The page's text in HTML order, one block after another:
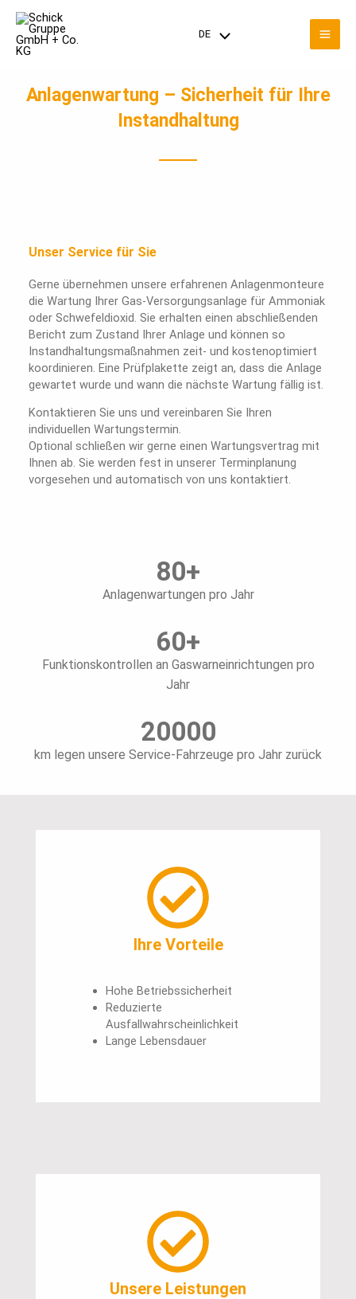
Inhalt
springen
DEMenü
Anlagenwartung – Sicherheit für Ihre
Instandhaltung
Unser Service für Sie
Gerne übernehmen unsere erfahrenen Anlagenmonteure
die Wartung Ihrer Gas-Versorgungsanlage für Ammoniak
oder Schwefeldioxid. Sie erhalten einen abschließenden
Bericht zum Zustand Ihrer Anlage und können so
Instandhaltungsmaßnahmen zeit- und kostenoptimiert
koordinieren. Eine Prüfplakette zeigt an, dass die Anlage
gewartet wurde und wann die nächste Wartung fällig ist.
Kontaktieren Sie uns und vereinbaren Sie Ihren
individuellen Wartungstermin.
Optional schließen wir gerne einen Wartungsvertrag mit
Ihnen ab. Sie werden fest in unserer Terminplanung
vorgesehen und automatisch von uns kontaktiert.
80+
Anlagenwartungen pro Jahr
60+
Funktionskontrollen an Gaswarneinrichtungen pro
Jahr
20000
km legen unsere Service-Fahrzeuge pro Jahr zurück
Ihre Vorteile
Hohe Betriebssicherheit
Reduzierte
Ausfallwahrscheinlichkeit
Lange Lebensdauer
Unsere Leistungen